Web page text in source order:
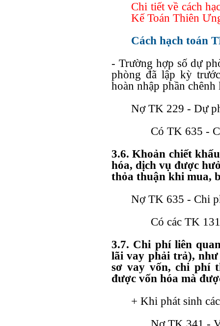
Chi tiết về cách
Kế Toán Thiên
Cách hạch toán
- Trường hợp số dự
phòng đã lập kỳ
hoàn nhập phần chênh
Nợ TK 229 - Dự
Có TK 635 -
3.6. Khoản chiết
hóa, dịch vụ được
thỏa thuận khi mua,
Nợ TK 635 - Chi
Có các TK
3.7. Chi phí liên
lãi vay phải trả),
sơ vay vốn, chi phí
được vốn hóa mà
+ Khi phát sinh